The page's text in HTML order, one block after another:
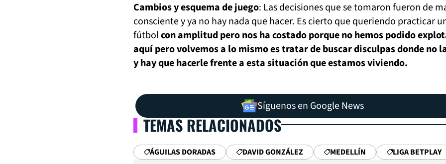
Cambios y esquema de juego: Las decisiones que se tomaron fueron de
consciente y ya no hay nada que hacer. Es cierto que queriendo practicar
fútbolcon amplitud pero nos ha costado porque no hemos podido
aquí pero volvemos a lo mismo es tratar de buscar disculpas donde no
y hay que hacerle frente a esta situación que estamos viviendo.
Síguenos en Google News
TEMAS RELACIONADOS
ÁGUILAS DORADAS DAVID GONZÁLEZ MEDELLÍN LIGA BETPLAY